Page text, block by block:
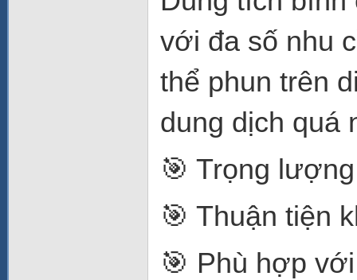
với đa số nhu
thể phun trên
dung dịch quá
🎯 Trọng
🎯 Thuận tiện
🎯 Phù hợp